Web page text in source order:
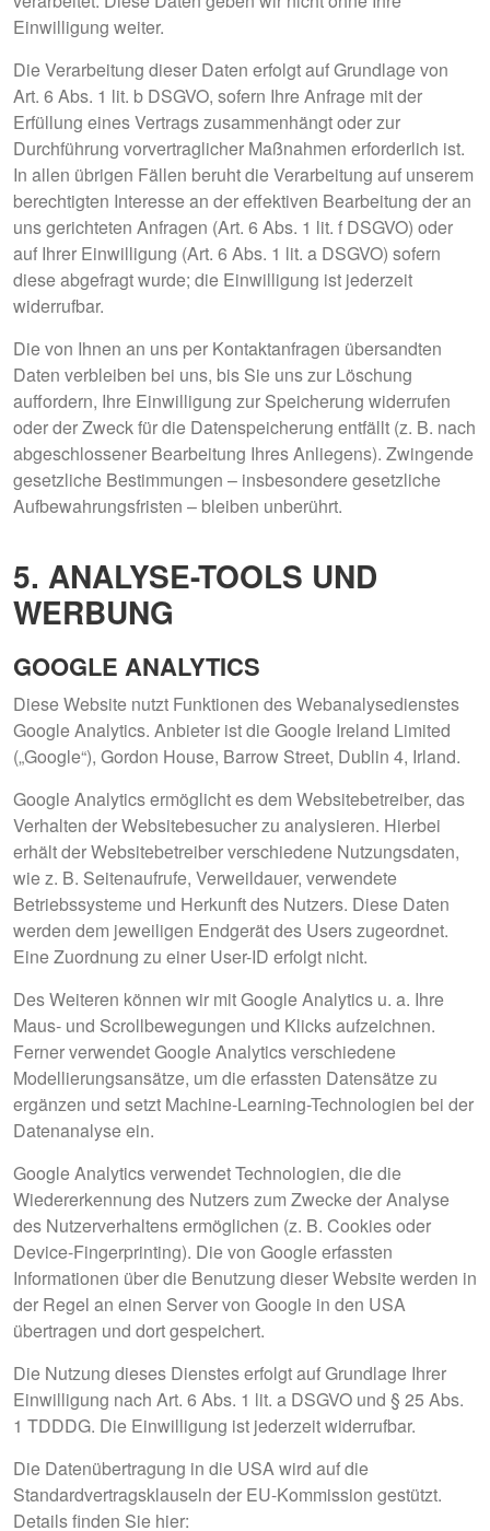
Einwilligung weiter.
Die Verarbeitung dieser Daten erfolgt auf Grundlage von
Art. 6 Abs. 1 lit. b DSGVO, sofern Ihre Anfrage mit der
Erfüllung eines Vertrags zusammenhängt oder zur
Durchführung vorvertraglicher Maßnahmen erforderlich ist.
In allen übrigen Fällen beruht die Verarbeitung auf unserem
berechtigten Interesse an der effektiven Bearbeitung der an
uns gerichteten Anfragen (Art. 6 Abs. 1 lit. f DSGVO) oder
auf Ihrer Einwilligung (Art. 6 Abs. 1 lit. a DSGVO) sofern
diese abgefragt wurde; die Einwilligung ist jederzeit
widerrufbar.
Die von Ihnen an uns per Kontaktanfragen übersandten
Daten verbleiben bei uns, bis Sie uns zur Löschung
auffordern, Ihre Einwilligung zur Speicherung widerrufen
oder der Zweck für die Datenspeicherung entfällt (z. B. nach
abgeschlossener Bearbeitung Ihres Anliegens). Zwingende
gesetzliche Bestimmungen – insbesondere gesetzliche
Aufbewahrungsfristen – bleiben unberührt.
5. ANALYSE-TOOLS UND
WERBUNG
GOOGLE ANALYTICS
Diese Website nutzt Funktionen des Webanalysedienstes
Google Analytics. Anbieter ist die Google Ireland Limited
(„Google“), Gordon House, Barrow Street, Dublin 4, Irland.
Google Analytics ermöglicht es dem Websitebetreiber, das
Verhalten der Websitebesucher zu analysieren. Hierbei
erhält der Websitebetreiber verschiedene Nutzungsdaten,
wie z. B. Seitenaufrufe, Verweildauer, verwendete
Betriebssysteme und Herkunft des Nutzers. Diese Daten
werden dem jeweiligen Endgerät des Users zugeordnet.
Eine Zuordnung zu einer User-ID erfolgt nicht.
Des Weiteren können wir mit Google Analytics u. a. Ihre
Maus- und Scrollbewegungen und Klicks aufzeichnen.
Ferner verwendet Google Analytics verschiedene
Modellierungsansätze, um die erfassten Datensätze zu
ergänzen und setzt Machine-Learning-Technologien bei der
Datenanalyse ein.
Google Analytics verwendet Technologien, die die
Wiedererkennung des Nutzers zum Zwecke der Analyse
des Nutzerverhaltens ermöglichen (z. B. Cookies oder
Device-Fingerprinting). Die von Google erfassten
Informationen über die Benutzung dieser Website werden in
der Regel an einen Server von Google in den USA
übertragen und dort gespeichert.
Die Nutzung dieses Dienstes erfolgt auf Grundlage Ihrer
Einwilligung nach Art. 6 Abs. 1 lit. a DSGVO und § 25 Abs.
1 TDDDG. Die Einwilligung ist jederzeit widerrufbar.
Die Datenübertragung in die USA wird auf die
Standardvertragsklauseln der EU-Kommission gestützt.
Details finden Sie hier: